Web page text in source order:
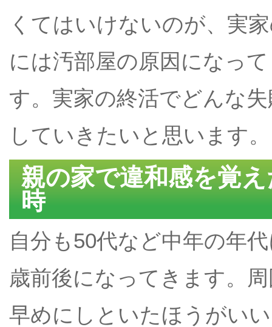
くてはいけないのが、実
には汚部屋の原因になっ
す。実家の終活でどんな
していきたいと思います。
親の家で違和感を覚
時
自分も50代など中年の年
歳前後になってきます。
早めにしといたほうがい